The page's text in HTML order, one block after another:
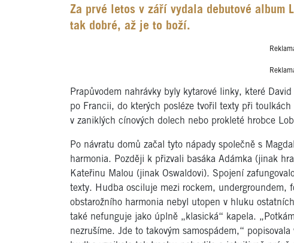
Za prvé letos v září vydala debutové album
tak dobré, až je to boží.
Prapůvodem nahrávky byly kytarové linky, které
po Francii, do kterých posléze tvořil texty při
v zaniklých cínových dolech nebo prokleté hrobce
Po návratu domů začal tyto nápady společně s
harmonia. Později k přizvali basáka Adámka (jinak
Kateřinu Malou (jinak Oswaldovi). Spojení
texty. Hudba osciluje mezi rockem, undergroundem,
obstarožního harmonia nebyl utopen v hluku
také nefunguje jako úplně „klasická“ kapela.
nezrušíme. Jde to takovým samospádem,“